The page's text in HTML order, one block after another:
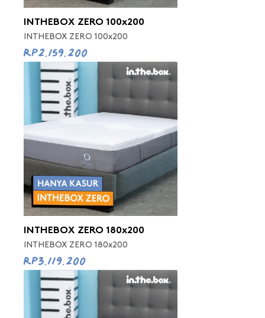
INTHEBOX ZERO 100x200
INTHEBOX ZERO 100x200
Rp2.159.200
INTHEBOX ZERO 180x200
INTHEBOX ZERO 180x200
Rp3.119.200